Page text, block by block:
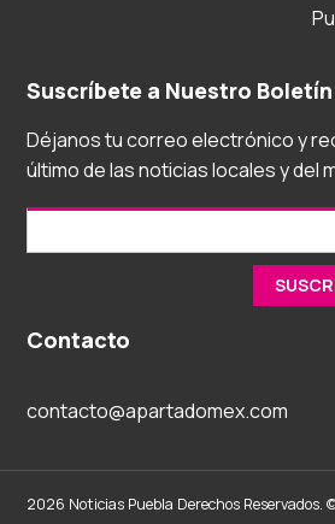
Suscríbete a Nuestro Boletín
Déjanos tu correo electrónico y
último de las noticias locales y del
Contacto
contacto@apartadomex.com
2026 Noticias Puebla Derechos Reservados.